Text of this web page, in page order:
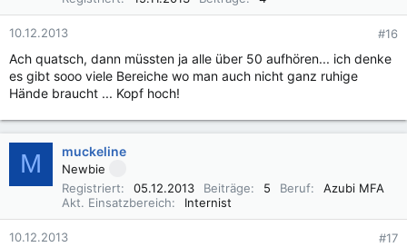
10.12.2013 #16
Ach quatsch, dann müssten ja alle über 50 aufhören... ich denke
es gibt sooo viele Bereiche wo man auch nicht ganz ruhige
Hände braucht ... Kopf hoch!
M muckeline
Newbie
Registriert
05.12.2013 Beiträge 5 Beruf
Azubi MFA
Akt. Einsatzbereich
Internist
10.12.2013 #17